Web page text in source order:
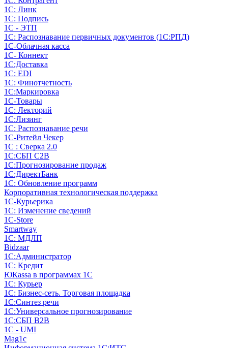
1С: Линк
1С: Подпись
1С - ЭТП
1С: Распознавание первичных документов (1С:РПД)
1С-Облачная касса
1С- Коннект
1С:Доставка
1С: EDI
1С: Финотчетность
1С:Маркировка
1С-Товары
1С: Лекторий
1С:Лизинг
1С: Распознавание речи
1C-Ритейл Чекер
1С : Сверка 2.0
1С:СБП C2B
1С:Прогнозирование продаж
1С:ДиректБанк
1С: Обновление программ
Корпоративная технологическая поддержка
1С-Курьерика
1С: Изменение сведений
1C-Store
Smartway
1С: МДЛП
Bidzaar
1С:Администратор
1С: Кредит
ЮКаssа в программах 1С
1С: Курьер
1С: Бизнес-сеть. Торговая площадка
1С:Синтез речи
1С:Универсальное прогнозирование
1С:СБП B2B
1C - UMI
Mag1c